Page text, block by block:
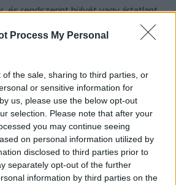
Process My Personal
of the sale, sharing to third parties, or
or sensitive information for
us, please use the below opt-out
selection. Please note that after your
you may continue seeing
on personal information utilized by
disclosed to third parties prior to
separately opt-out of the further
information by third parties on the
és rendszerint hülyét vagy ártatlant
színész, Őze Lajos. A magát csak
a budapesti Nemzeti Színházban,
pecsét, a Te rongyos élet és a
című filmekben láthattuk.
operatőr és Őze Áron színész –
választották.